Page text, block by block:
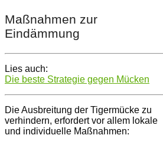
Maßnahmen zur
Eindämmung
Lies auch:
Die beste Strategie gegen Mücken
Die Ausbreitung der Tigermücke zu
verhindern, erfordert vor allem lokale
und individuelle Maßnahmen: